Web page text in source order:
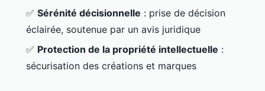
✅ Sérénité décisionnelle : prise de décision
éclairée, soutenue par un avis juridique
✅ Protection de la propriété intellectuelle :
sécurisation des créations et marques